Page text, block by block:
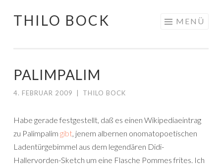
Springe
THILO BOCK MENÜ
PALIMPALIM
4. FEBRUAR 2009 THILO BOCK
Habe gerade festgestellt, daß es einen Wikipediaeintrag
zu Palimpalim gibt, jenem albernen onomatopoetischen
Ladentürgebimmel aus dem legendären Didi-
Hallervorden-Sketch um eine Flasche Pommes frites. Ich